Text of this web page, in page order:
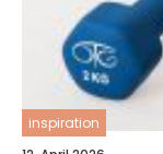
inspiration